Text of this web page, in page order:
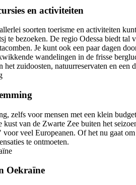
en activiteiten
soorten toerisme en activiteiten
te bezoeken. De regio Odessa biedt
Je kunt ook een paar dagen
wandelingen in de frisse
het zuidoosten, natuurreservaten en
zelfs voor mensen met een klein
kust van de Zwarte Zee buiten het
veel Europeanen. Of het nu gaat
te ontmoeten.
Oekraïne